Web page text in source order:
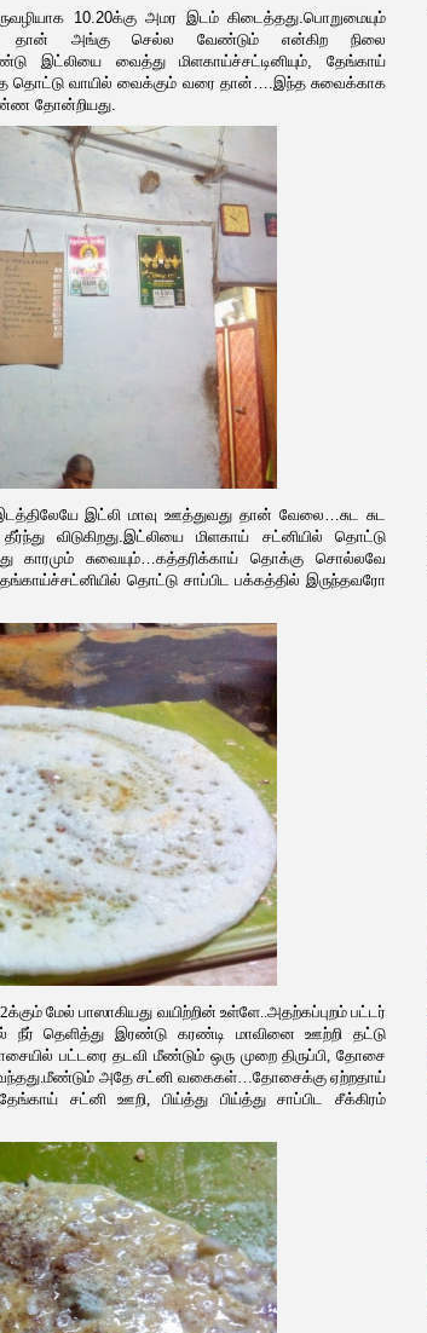
10.20க்கு அமர இடம் கிடைத்தது.பொறுமையும்
தான் அங்கு செல்ல வேண்டும் என்கிற நிலை
இட்லியை வைத்து மிளகாய்ச்சட்டினியும், தேங்காய்
தொட்டு வாயில் வைக்கும் வரை தான்….இந்த சுவைக்காக
தோன்றியது.
இட்லி மாவு ஊத்துவது தான் வேலை…சுட சுட
விடுகிறது.இட்லியை மிளகாய் சட்னியில் தொட்டு
காரமும் சுவையும்…கத்தரிக்காய் தொக்கு சொல்லவே
தொட்டு சாப்பிட பக்கத்தில் இருந்தவரோ
மேல் பாஸாகியது வயிற்றின் உள்ளே..அதற்கப்புறம் பட்டர்
தெளித்து இரண்டு கரண்டி மாவினை ஊற்றி தட்டு
பட்டரை தடவி மீண்டும் ஒரு முறை திருப்பி, தோசை
அதே சட்னி வகைகள்…தோசைக்கு ஏற்றதாய்
சட்னி ஊறி, பிய்த்து பிய்த்து சாப்பிட சீக்கிரம்